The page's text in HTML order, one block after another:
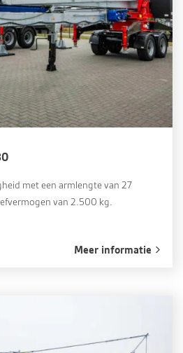
met een armlengte van 27
van 2.500 kg.
Meer informatie